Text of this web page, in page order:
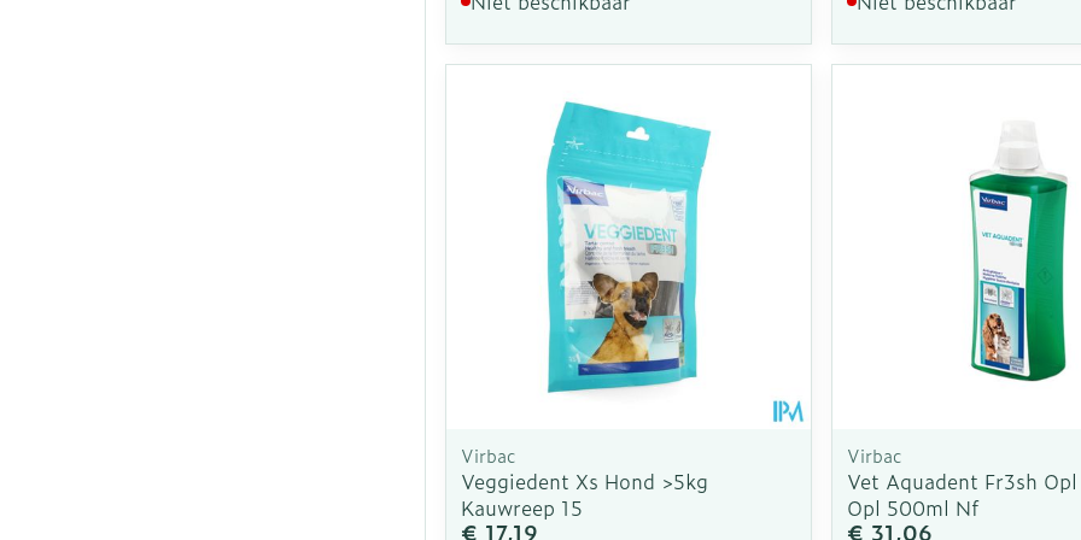
Virbac
Veggiedent Xs Hond >5kg
Kauwreep 15
€ 17,19
Virbac
Vet Aquadent Fr3sh
Opl 500ml Nf
€ 31,06